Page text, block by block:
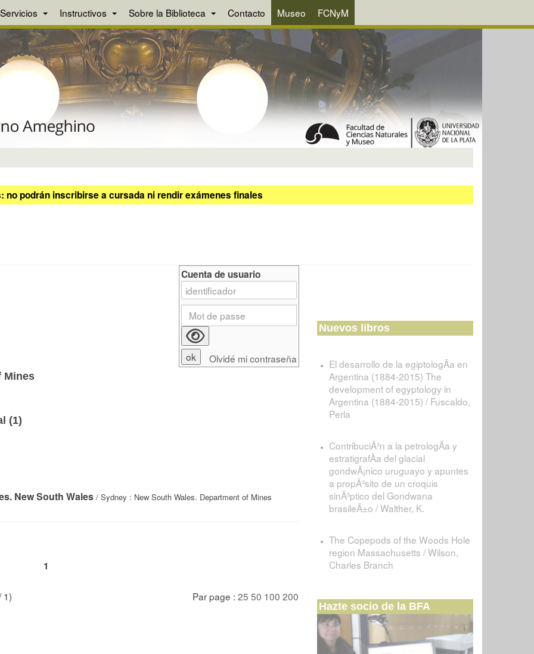
Servicios Instructivos Sobre la Biblioteca Contacto Museo FCNyM
podrán inscribirse a cursada ni rendir exámenes finales
Mines
(1)
New South Wales / Sydney : New South Wales. Department of Mines
1
1) Par page : 25 50 100 200
Cuenta de usuario
Olvidé mi contraseña
Nuevos libros
El desarrollo de la egiptologÃ­a en
Argentina (1884-2015) The
development of egyptology in
Argentina (1884-2015) / Fuscaldo,
Perla
ContribuciÃ³n a la petrologÃ­a y
estratigrafÃ­a del glacial
gondwÃ¡nico uruguayo y apuntes
a propÃ³sito de un croquis
sinÃ³ptico del Gondwana
brasileÃ±o / Walther, K.
The Copepods of the Woods Hole
region Massachusetts / Wilson,
Charles Branch
Hazte socio de la BFA